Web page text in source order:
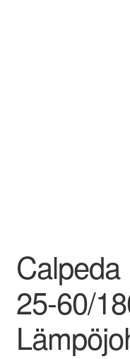
25-60/